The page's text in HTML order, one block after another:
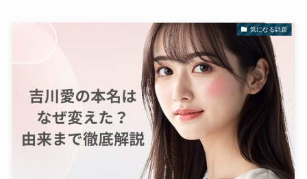
気になる話題